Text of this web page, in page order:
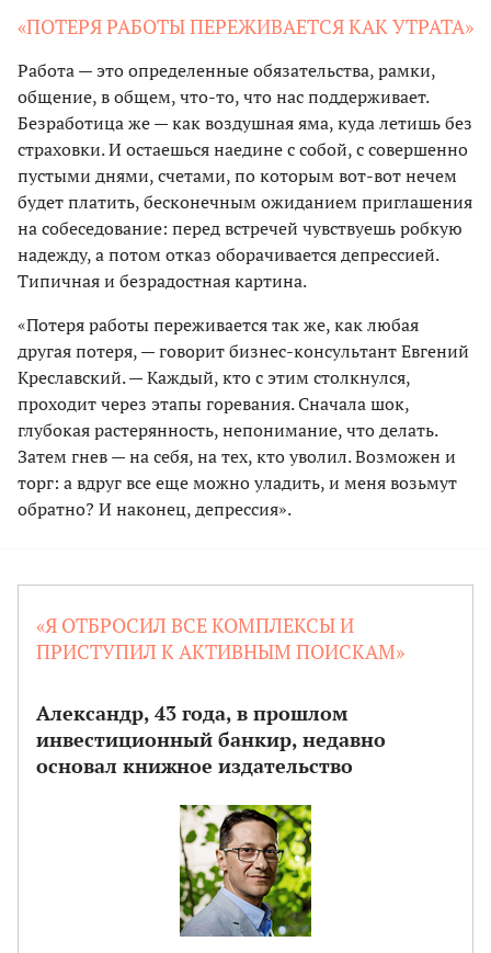
«ПОТЕРЯ РАБОТЫ ПЕРЕЖИВАЕТСЯ КАК УТРАТА»
Работа — это определенные обязательства, рамки,
общение, в общем, что-то, что нас поддерживает.
Безработица же — как воздушная яма, куда летишь без
страховки. И остаешься наедине с собой, с совершенно
пустыми днями, счетами, по которым вот-вот нечем
будет платить, бесконечным ожиданием приглашения
на собеседование: перед встречей чувствуешь робкую
надежду, а потом отказ оборачивается депрессией.
Типичная и безрадостная картина.
«Потеря работы переживается так же, как любая
другая потеря, — говорит бизнес-консультант Евгений
Креславский. — Каждый, кто с этим столкнулся,
проходит через этапы горевания. Сначала шок,
глубокая растерянность, непонимание, что делать.
Затем гнев — на себя, на тех, кто уволил. Возможен и
торг: а вдруг все еще можно уладить, и меня возьмут
обратно? И наконец, депрессия».
«Я ОТБРОСИЛ ВСЕ КОМПЛЕКСЫ И
ПРИСТУПИЛ К АКТИВНЫМ ПОИСКАМ»
Александр, 43 года, в прошлом
инвестиционный банкир, недавно
основал книжное издательство